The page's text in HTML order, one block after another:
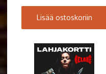
Lisää ostoskoriin